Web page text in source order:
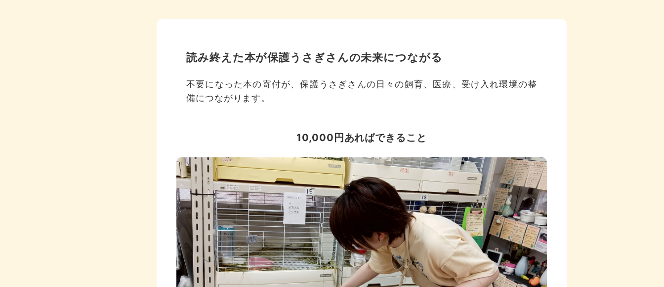
読み終えた本が保護うさぎさんの未来につながる
不要になった本の寄付が、保護うさぎさんの日々の飼育、医療、受け入れ環境の整
備につながります。
10,000円あればできること